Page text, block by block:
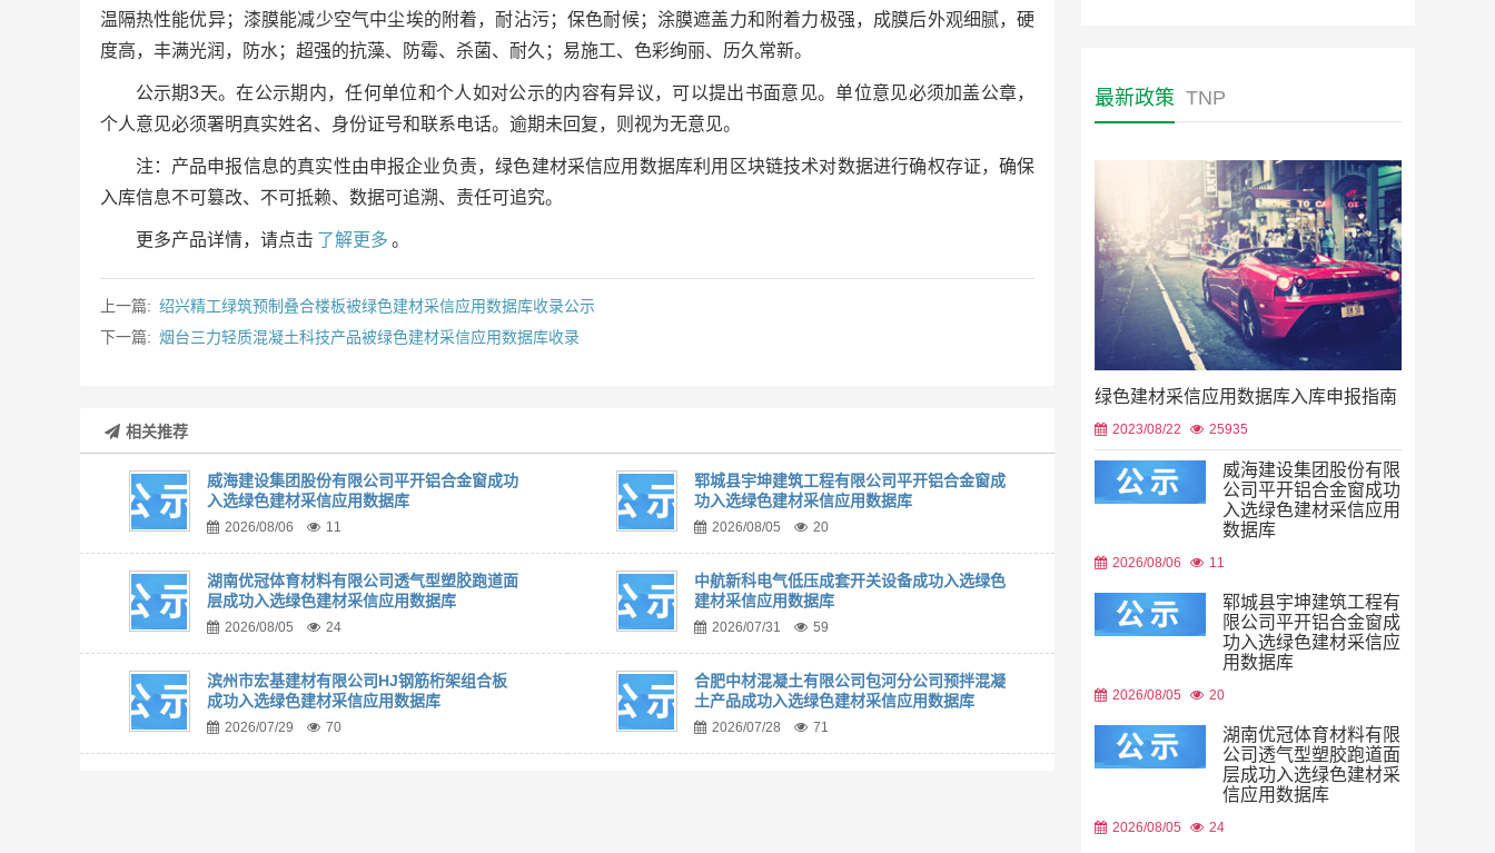
温隔热性能优异；漆膜能减少空气中尘埃的附着，耐沾污；保色耐候；涂膜遮盖力和附着力极强，成膜后外观细腻，硬
度高，丰满光润，防水；超强的抗藻、防霉、杀菌、耐久；易施工、色彩绚丽、历久常新。
公示期3天。在公示期内，任何单位和个人如对公示的内容有异议，可以提出书面意见。单位意见必须加盖公章，
个人意见必须署明真实姓名、身份证号和联系电话。逾期未回复，则视为无意见。
注：产品申报信息的真实性由申报企业负责，绿色建材采信应用数据库利用区块链技术对数据进行确权存证，确保
入库信息不可篡改、不可抵赖、数据可追溯、责任可追究。
更多产品详情，请点击 了解更多 。
上一篇: 绍兴精工绿筑预制叠合楼板被绿色建材采信应用数据库收录公示
下一篇: 烟台三力轻质混凝土科技产品被绿色建材采信应用数据库收录
相关推荐
威海建设集团股份有限公司平开铝合金窗成功
入选绿色建材采信应用数据库
2026/08/06 11
郓城县宇坤建筑工程有限公司平开铝合金窗成
功入选绿色建材采信应用数据库
2026/08/05 20
湖南优冠体育材料有限公司透气型塑胶跑道面
层成功入选绿色建材采信应用数据库
2026/08/05 24
中航新科电气低压成套开关设备成功入选绿色
建材采信应用数据库
2026/07/31 59
滨州市宏基建材有限公司HJ钢筋桁架组合板
成功入选绿色建材采信应用数据库
2026/07/29 70
合肥中材混凝土有限公司包河分公司预拌混凝
土产品成功入选绿色建材采信应用数据库
2026/07/28 71
最新政策 TNP
绿色建材采信应用数据库入库申报指南
2023/08/22 25935
威海建设集团股份有限
公司平开铝合金窗成功
入选绿色建材采信应用
数据库
2026/08/06 11
郓城县宇坤建筑工程有
限公司平开铝合金窗成
功入选绿色建材采信应
用数据库
2026/08/05 20
湖南优冠体育材料有限
公司透气型塑胶跑道面
层成功入选绿色建材采
信应用数据库
2026/08/05 24